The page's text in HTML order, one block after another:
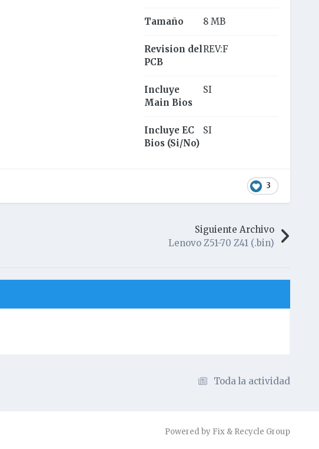
Tamaño 8 MB
Revision del
PCB
REV:F
Incluye
Main Bios
SI
Incluye EC
Bios (Si/No)
SI
3
Siguiente Archivo
Lenovo Z51-70 Z41 (.bin)
Toda la actividad
Powered by Fix & Recycle Group